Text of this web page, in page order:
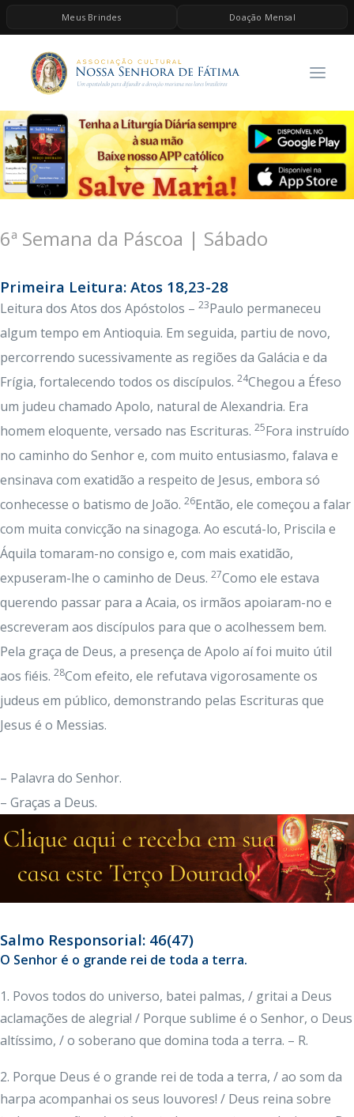
Meus Brindes Doação Mensal
HOME
A ASSOCIAÇÃO
CONTEÚDOS DE MARIA
ESPIRITUALIDADE
AS MELHORES MÚSICAS CATÓLICAS
BRINDES
QUERO DOAR
6ª Semana da Páscoa | Sábado
Primeira Leitura: Atos 18,23-28
Leitura dos Atos dos Apóstolos – 23Paulo permaneceu
algum tempo em Antioquia. Em seguida, partiu de novo,
percorrendo sucessivamente as regiões da Galácia e da
Frígia, fortalecendo todos os discípulos. 24Chegou a Éfeso
um judeu chamado Apolo, natural de Alexandria. Era
homem eloquente, versado nas Escrituras. 25Fora instruído
no caminho do Senhor e, com muito entusiasmo, falava e
ensinava com exatidão a respeito de Jesus, embora só
conhecesse o batismo de João. 26Então, ele começou a falar
com muita convicção na sinagoga. Ao escutá-lo, Priscila e
Áquila tomaram-no consigo e, com mais exatidão,
expuseram-lhe o caminho de Deus. 27Como ele estava
querendo passar para a Acaia, os irmãos apoiaram-no e
escreveram aos discípulos para que o acolhessem bem.
Pela graça de Deus, a presença de Apolo aí foi muito útil
aos fiéis. 28Com efeito, ele refutava vigorosamente os
judeus em público, demonstrando pelas Escrituras que
Jesus é o Messias.
– Palavra do Senhor.
– Graças a Deus.
Salmo Responsorial: 46(47)
O Senhor é o grande rei de toda a terra.
1. Povos todos do universo, batei palmas, / gritai a Deus
aclamações de alegria! / Porque sublime é o Senhor, o Deus
altíssimo, / o soberano que domina toda a terra. – R.
2. Porque Deus é o grande rei de toda a terra, / ao som da
harpa acompanhai os seus louvores! / Deus reina sobre